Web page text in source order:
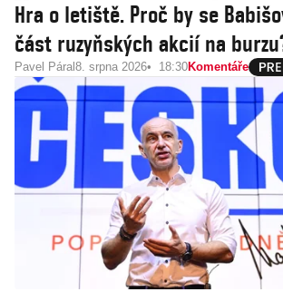
Hra o letiště. Proč by se
část ruzyňských akcií na
Pavel Páral 8. srpna 2026 18:30Komentáře